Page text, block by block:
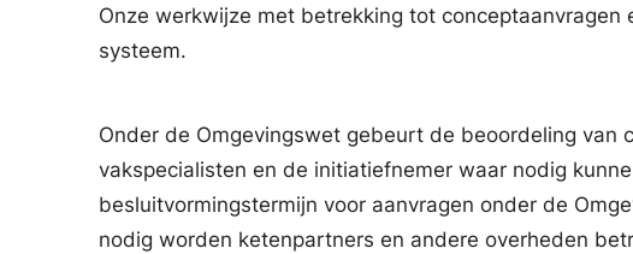
Onze werkwijze met betrekking tot
systeem.
Onder de Omgevingswet gebeurt de beoordeling van
vakspecialisten en de initiatiefnemer waar nodig
besluitvormingstermijn voor aanvragen onder de
nodig worden ketenpartners en andere overheden